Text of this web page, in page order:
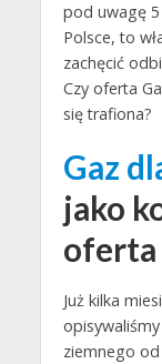
pod uwagę
Polsce, to
zachęcić
Czy oferta
się trafiona?
Gaz
jako
oferta
Już kilka
ziemnego